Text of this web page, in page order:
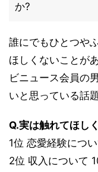
か?
誰にでもひとつや
ほしくないことが
ビニュース会員の
いと思っている話
Q.実は触れてほし
1位 恋愛経験につ
2位 収入について